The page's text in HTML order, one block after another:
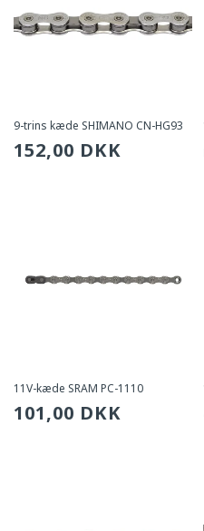
9-trins kæde SHIMANO CN-HG93
Sædvanlig
152,00 DKK
11V-kæde SRAM PC-1110
Sædvanlig
101,00 DKK